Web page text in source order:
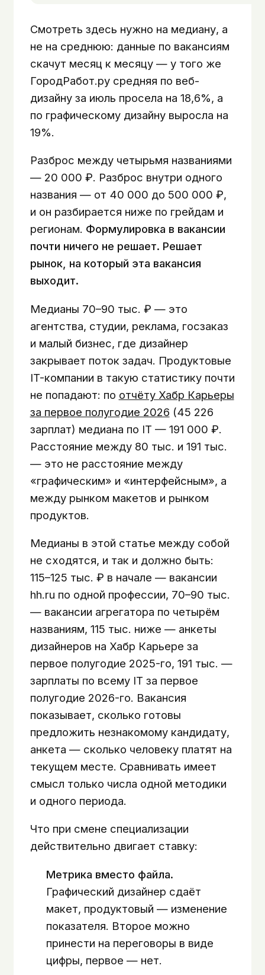
Смотреть здесь нужно на медиану, а
не на среднюю: данные по вакансиям
скачут месяц к месяцу — у того же
ГородРабот.ру средняя по веб-
дизайну за июль просела на 18,6%, а
по графическому дизайну выросла на
19%.
Разброс между четырьмя названиями
— 20 000 ₽. Разброс внутри одного
названия — от 40 000 до 500 000 ₽,
и он разбирается ниже по грейдам и
регионам. Формулировка в вакансии
почти ничего не решает. Решает
рынок, на который эта вакансия
выходит.
Медианы 70–90 тыс. ₽ — это
агентства, студии, реклама, госзаказ
и малый бизнес, где дизайнер
закрывает поток задач. Продуктовые
IT-компании в такую статистику почти
не попадают: по отчёту Хабр Карьеры
за первое полугодие 2026 (45 226
зарплат) медиана по IT — 191 000 ₽.
Расстояние между 80 тыс. и 191 тыс.
— это не расстояние между
«графическим» и «интерфейсным», а
между рынком макетов и рынком
продуктов.
Медианы в этой статье между собой
не сходятся, и так и должно быть:
115–125 тыс. ₽ в начале — вакансии
hh.ru по одной профессии, 70–90 тыс.
— вакансии агрегатора по четырём
названиям, 115 тыс. ниже — анкеты
дизайнеров на Хабр Карьере за
первое полугодие 2025-го, 191 тыс. —
зарплаты по всему IT за первое
полугодие 2026-го. Вакансия
показывает, сколько готовы
предложить незнакомому кандидату,
анкета — сколько человеку платят на
текущем месте. Сравнивать имеет
смысл только числа одной методики
и одного периода.
Что при смене специализации
действительно двигает ставку:
Метрика вместо файла.
Графический дизайнер сдаёт
макет, продуктовый — изменение
показателя. Второе можно
принести на переговоры в виде
цифры, первое — нет.